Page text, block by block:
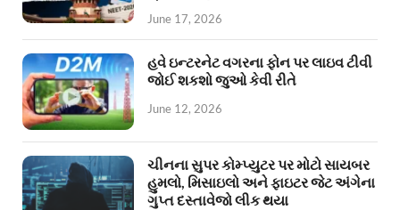
June 17, 2026
હવે ઇન્ટરનેટ વગરના ફોન પર લાઇવ ટીવી
જોઈ શકશો જુઓ કેવી રીતે
June 12, 2026
ચીનના સુપર કોમ્પ્યુટર પર મોટો સાયબર
હુમલો, મિસાઇલો અને ફાઇટર જેટ અંગેના
ગુપ્ત દસ્તાવેજો લીક થયા